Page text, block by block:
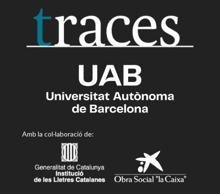
Amb la col·laboració de: